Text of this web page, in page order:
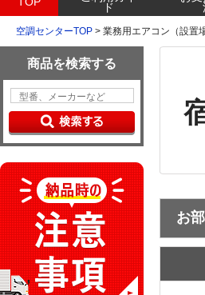
空調センターTOP > 業務用エアコン（設置
お